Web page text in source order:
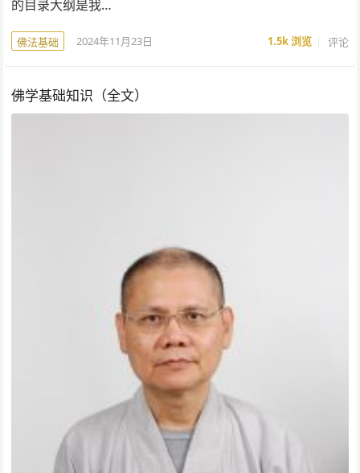
的目录大纲是我…
佛法基础 2024年11月23日 1.5k浏览 评论
佛学基础知识（全文）